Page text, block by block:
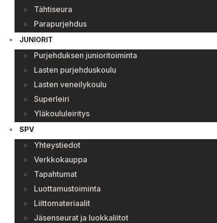
Tähtiseura
Parapurjehdus
JUNIORIT
Purjehduksen junioritoiminta
Lasten purjehduskoulu
Lasten veneilykoulu
Superleiri
Yläkoululeiritys
SPV
Yhteystiedot
Verkkokauppa
Tapahtumat
Luottamustoiminta
Liittomateriaalit
Jäsenseurat ja luokkaliitot